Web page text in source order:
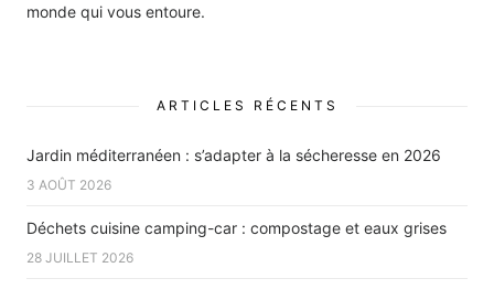
monde qui vous entoure.
ARTICLES RÉCENTS
Jardin méditerranéen : s’adapter à la sécheresse en 2026
3 AOÛT 2026
Déchets cuisine camping-car : compostage et eaux grises
28 JUILLET 2026